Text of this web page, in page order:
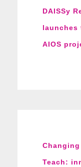
DAISSy
launches
AIOS
Teach: